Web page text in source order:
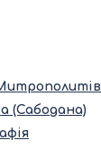
(Сабодана)